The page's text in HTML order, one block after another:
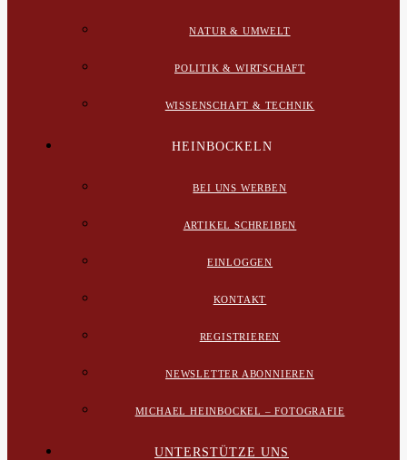
NATUR & UMWELT
POLITIK & WIRTSCHAFT
WISSENSCHAFT & TECHNIK
HEINBOCKELN
BEI UNS WERBEN
ARTIKEL SCHREIBEN
EINLOGGEN
KONTAKT
REGISTRIEREN
NEWSLETTER ABONNIEREN
MICHAEL HEINBOCKEL – FOTOGRAFIE
UNTERSTÜTZE UNS